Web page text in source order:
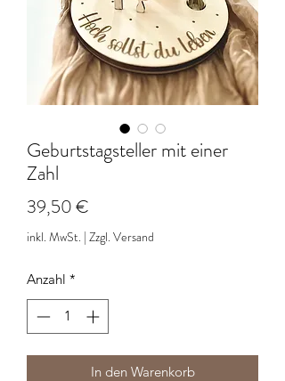
Geburtstagsteller mit einer
Zahl
39,50 €
inkl. MwSt. | Zzgl. Versand
Anzahl *
In den Warenkorb